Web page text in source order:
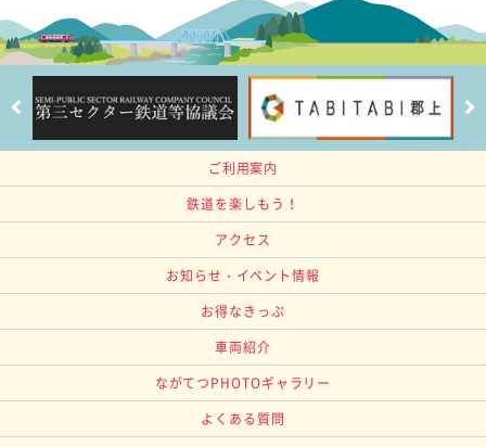
ご利用案内
鉄道を楽しもう！
アクセス
お知らせ・イベント情報
お得なきっぷ
車両紹介
ながてつPHOTOギャラリー
よくある質問